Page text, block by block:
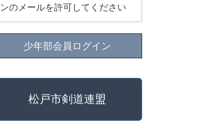
ンのメールを許可してください
少年部会員ログイン
松戸市剣道連盟